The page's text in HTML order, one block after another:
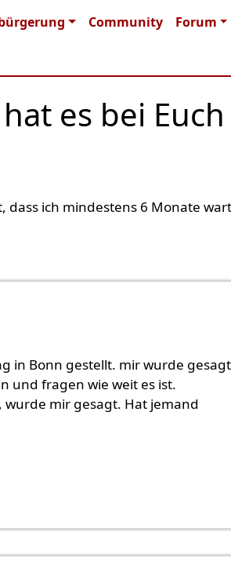
Community
Forum
es bei Euch
dass ich mindestens 6 Monate
in Bonn gestellt. mir wurde gesagt
und fragen wie weit es ist.
mir gesagt. Hat jemand